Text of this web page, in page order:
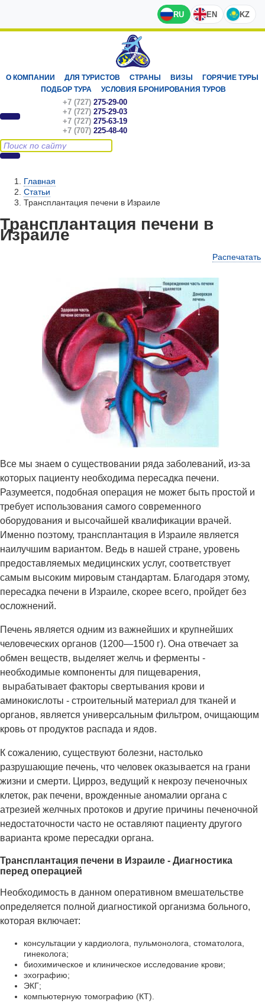
RU EN KZ
О КОМПАНИИ ДЛЯ ТУРИСТОВ СТРАНЫ ВИЗЫ
ГОРЯЧИЕ ТУРЫ
ПОДБОР ТУРА
УСЛОВИЯ БРОНИРОВАНИЯ ТУРОВ
+7 (727) 275-29-00
+7 (727) 275-29-03
+7 (727) 275-63-19
+7 (707) 225-48-40
Главная
Статьи
Трансплантация печени в Израиле
Трансплантация печени в
Израиле
Распечатать
Все мы знаем о существовании ряда заболеваний, из-за
которых пациенту необходима пересадка печени.
Разумеется, подобная операция не может быть простой и
требует использования самого современного
оборудования и высочайшей квалификации врачей.
Именно поэтому, трансплантация в Израиле является
наилучшим вариантом. Ведь в нашей стране, уровень
предоставляемых медицинских услуг, соответствует
самым высоким мировым стандартам. Благодаря этому,
пересадка печени в Израиле, скорее всего, пройдет без
осложнений.
Печень является одним из важнейших и крупнейших
человеческих органов (1200—1500 г). Она отвечает за
обмен веществ, выделяет желчь и ферменты -
необходимые компоненты для пищеварения,
вырабатывает факторы свертывания крови и
аминокислоты - строительный материал для тканей и
органов, является универсальным фильтром, очищающим
кровь от продуктов распада и ядов.
К сожалению, существуют болезни, настолько
разрушающие печень, что человек оказывается на грани
жизни и смерти. Цирроз, ведущий к некрозу печеночных
клеток, рак печени, врожденные аномалии органа с
атрезией желчных протоков и другие причины печеночной
недостаточности часто не оставляют пациенту другого
варианта кроме пересадки органа.
Трансплантация печени в Израиле - Диагностика
перед операцией
Необходимость в данном оперативном вмешательстве
определяется полной диагностикой организма больного,
которая включает:
консультации у кардиолога, пульмонолога, стоматолога,
гинеколога;
биохимическое и клиническое исследование крови;
эхографию;
ЭКГ;
компьютерную томографию (КТ).